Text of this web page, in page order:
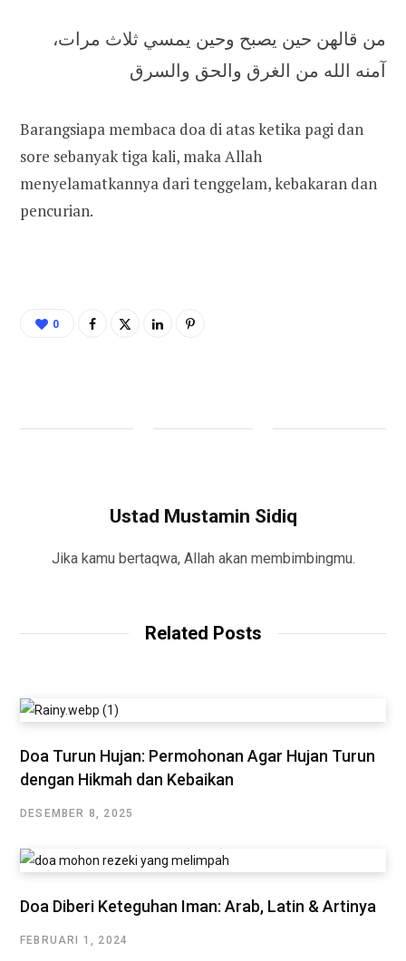
من قالهن حين يصبح وحين يمسي ثلاث مرات،
آمنه الله من الغرق والحق والسرق
Barangsiapa membaca doa di atas ketika pagi dan
sore sebanyak tiga kali, maka Allah
menyelamatkannya dari tenggelam, kebakaran dan
pencurian.
0
Ustad Mustamin Sidiq
Jika kamu bertaqwa, Allah akan membimbingmu.
Related Posts
Doa Turun Hujan: Permohonan Agar Hujan Turun
dengan Hikmah dan Kebaikan
DESEMBER 8, 2025
Doa Diberi Keteguhan Iman: Arab, Latin & Artinya
FEBRUARI 1, 2024